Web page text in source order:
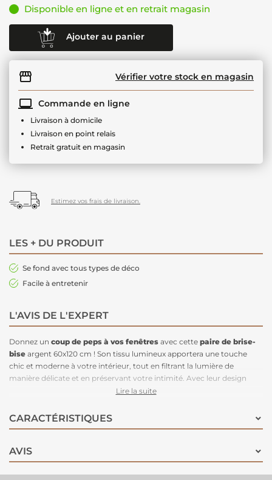
Disponible en ligne et en retrait magasin
Ajouter au panier
Vérifier votre stock en magasin
Commande en ligne
Livraison à domicile
Livraison en point relais
Retrait gratuit en magasin
Estimez vos frais de livraison.
LES + DU PRODUIT
Se fond avec tous types de déco
Facile à entretenir
L'AVIS DE L'EXPERT
Donnez un coup de peps à vos fenêtres avec cette paire de brise-
bise argent 60x120 cm ! Son tissu lumineux apportera une touche
chic et moderne à votre intérieur, tout en filtrant la lumière de
manière délicate et en préservant votre intimité. Avec leur design
élégant et leur finition brillante, ces brise-bises s’intègrent
dynamique.Faciles à poser
entretenir, ils sont l’accessoire idéal pour transformer votre salon,
Lire la suite
CARACTÉRISTIQUES
AVIS